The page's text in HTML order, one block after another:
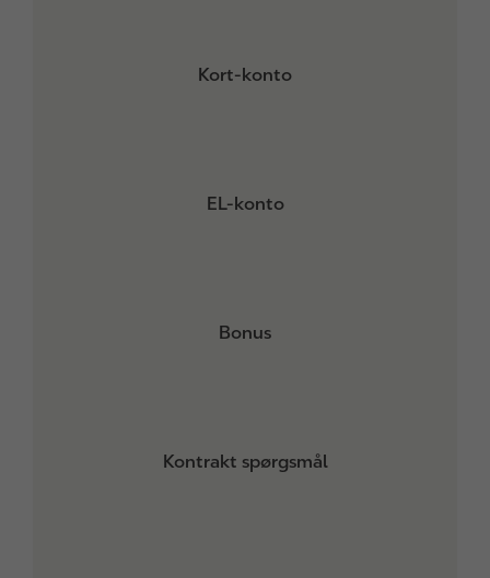
Kort-konto
EL-konto
Bonus
Kontrakt spørgsmål